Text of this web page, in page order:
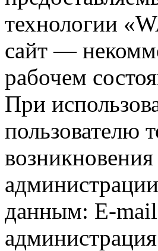
технологии
сайт —
рабочем
При
пользователю
данным: E-